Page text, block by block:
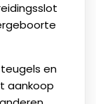
en
aankoop